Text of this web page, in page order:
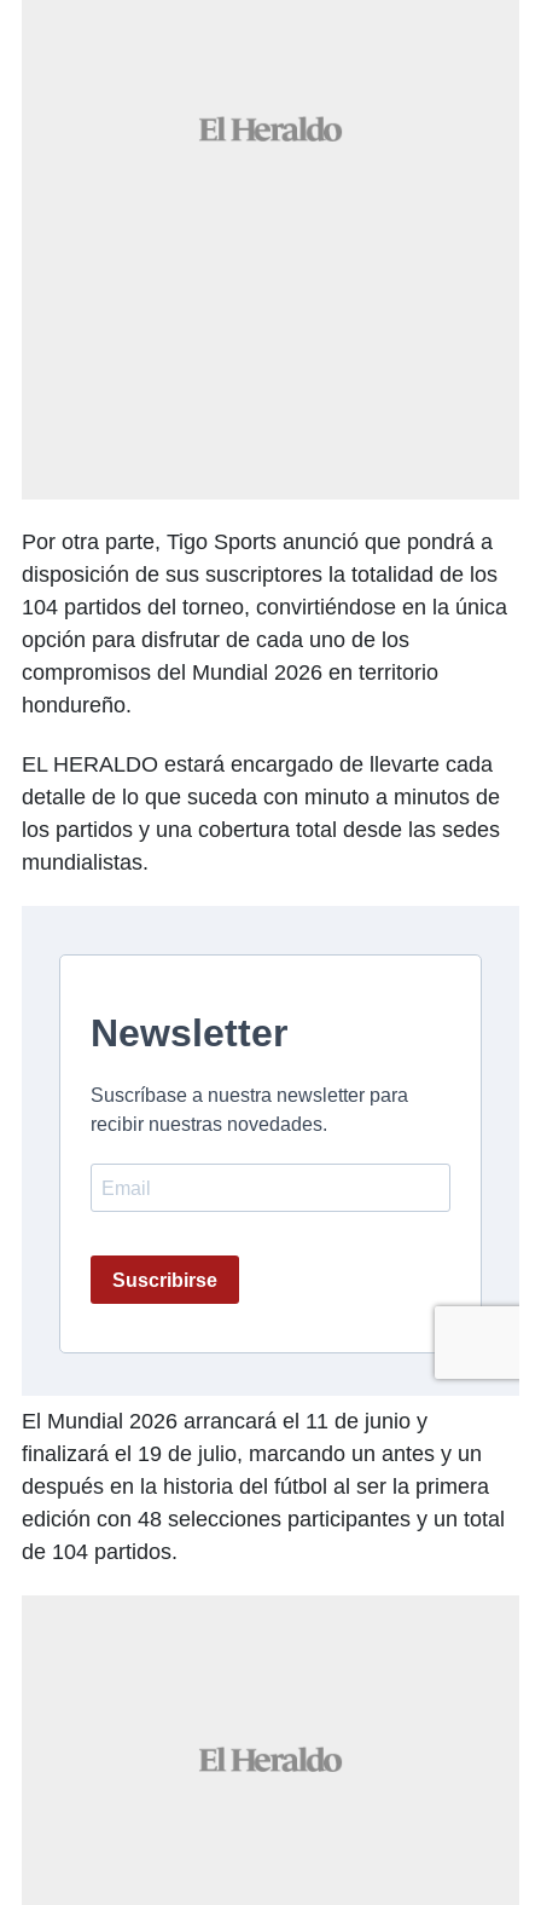
Por otra parte, Tigo Sports anunció que pondrá a
disposición de sus suscriptores la totalidad de los
104 partidos del torneo, convirtiéndose en la única
opción para disfrutar de cada uno de los
compromisos del Mundial 2026 en territorio
hondureño.
EL HERALDO estará encargado de llevarte cada
detalle de lo que suceda con minuto a minutos de
los partidos y una cobertura total desde las sedes
mundialistas.
El Mundial 2026 arrancará el 11 de junio y
finalizará el 19 de julio, marcando un antes y un
después en la historia del fútbol al ser la primera
edición con 48 selecciones participantes y un total
de 104 partidos.